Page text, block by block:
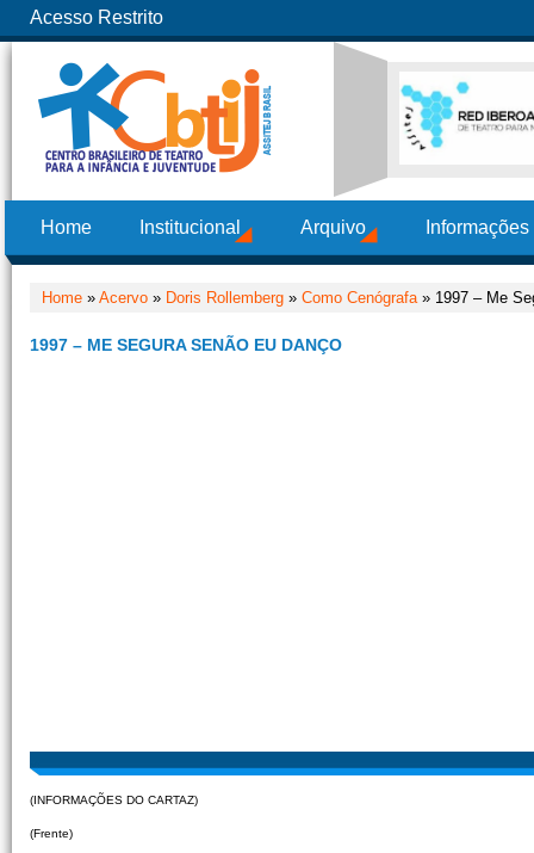
Acesso Restrito
Home Institucional Arquivo
Home » Acervo » Doris Rollemberg » Como Cenógrafa» 1997 – Me
1997 – ME SEGURA SENÃO EU DANÇO
(INFORMAÇÕES DO CARTAZ)
(Frente)